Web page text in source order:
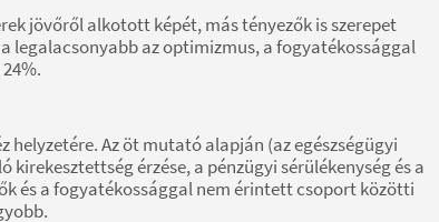
jövőről alkotott képét, más tényezők is szerepet
legalacsonyabb az optimizmus, a fogyatékossággal
Az öt mutató alapján (az egészségügyi
érzése, a pénzügyi sérülékenység és a
és a fogyatékossággal nem érintett csoport közötti